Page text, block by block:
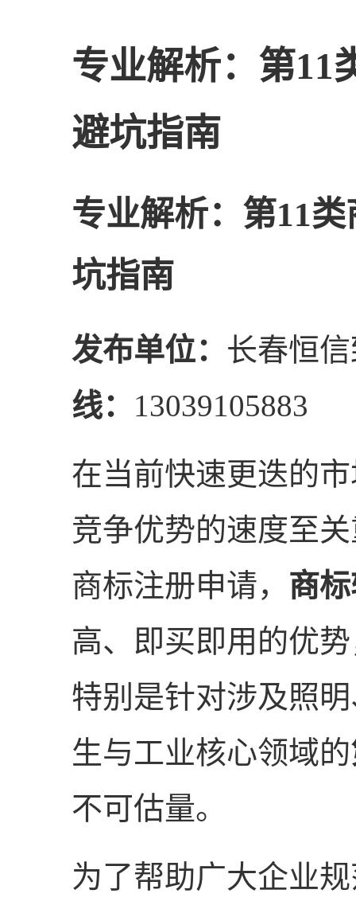
专业解析：第11
避坑指南
专业解析：第11
坑指南
发布单位： 长春恒
线： 13039105883
在当前快速更迭的
竞争优势的速度至
商标注册申请， 商
高、即买即用的优
特别是针对涉及照
生与工业核心领域的
不可估量。
为了帮助广大企业